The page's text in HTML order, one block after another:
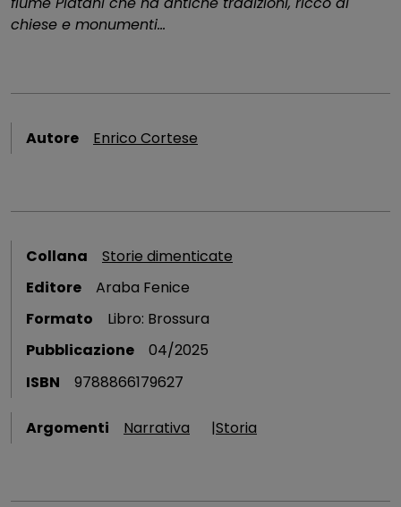
chiese e monumenti…
Autore Enrico Cortese
Collana
Storie dimenticate
Editore
Araba Fenice
Formato
Libro: Brossura
Pubblicazione
04/2025
ISBN
9788866179627
Argomenti Narrativa Storia